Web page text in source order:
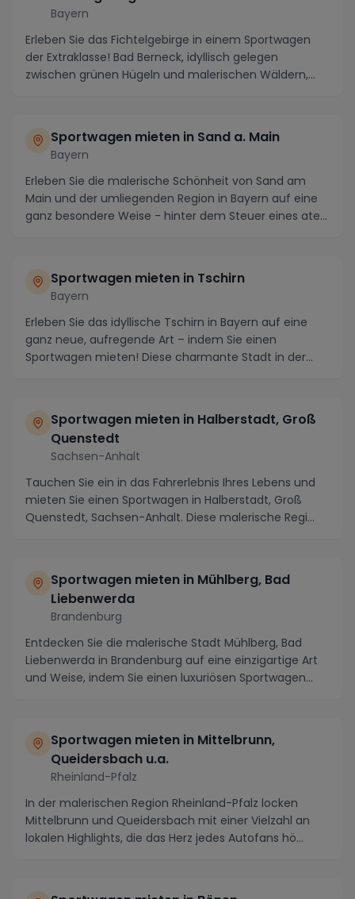
Bayern
Erleben Sie das Fichtelgebirge in einem Sportwagen
der Extraklasse! Bad Berneck, idyllisch gelegen
zwischen grünen Hügeln und malerischen Wäldern,
Sportwagen mieten in Sand a. Main
Bayern
Erleben Sie die malerische Schönheit von Sand am
Main und der umliegenden Region in Bayern auf eine
ganz besondere Weise - hinter dem Steuer eines ate...
Sportwagen mieten in Tschirn
Bayern
Erleben Sie das idyllische Tschirn in Bayern auf eine
ganz neue, aufregende Art – indem Sie einen
Sportwagen mieten! Diese charmante Stadt in der
Sportwagen mieten in Halberstadt, Groß
Quenstedt
Sachsen-Anhalt
Tauchen Sie ein in das Fahrerlebnis Ihres Lebens und
mieten Sie einen Sportwagen in Halberstadt, Groß
Quenstedt, Sachsen-Anhalt. Diese malerische Regi...
Sportwagen mieten in Mühlberg, Bad
Liebenwerda
Brandenburg
Entdecken Sie die malerische Stadt Mühlberg, Bad
Liebenwerda in Brandenburg auf eine einzigartige Art
und Weise, indem Sie einen luxuriösen Sportwagen...
Sportwagen mieten in Mittelbrunn,
Queidersbach u.a.
Rheinland-Pfalz
In der malerischen Region Rheinland-Pfalz locken
Mittelbrunn und Queidersbach mit einer Vielzahl an
lokalen Highlights, die das Herz jedes Autofans hö...